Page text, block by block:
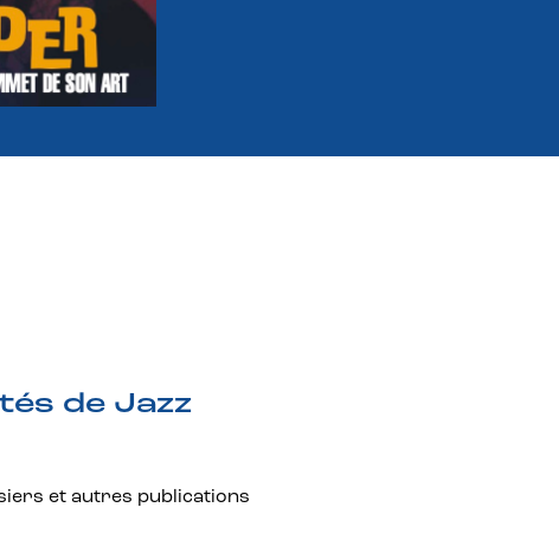
de Jazz
et autres publications